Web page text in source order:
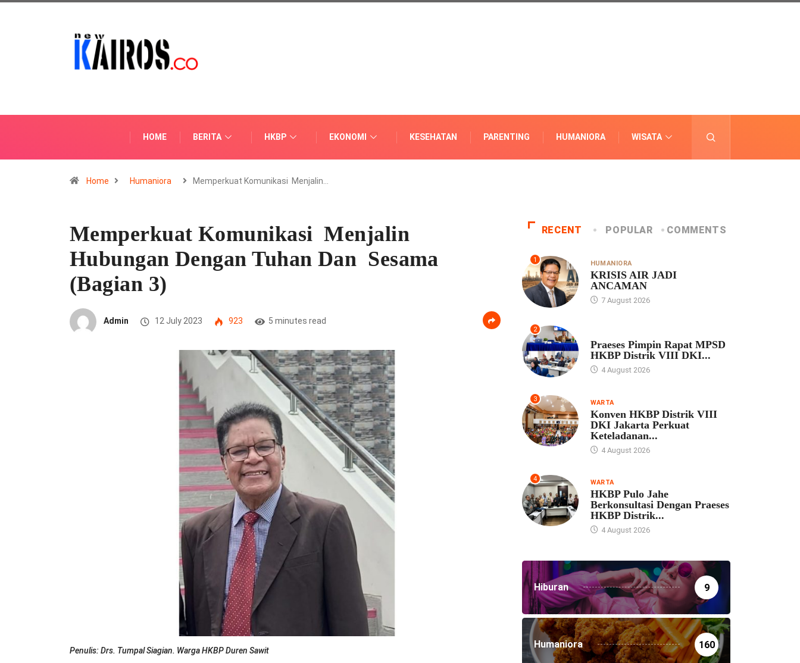
HOME BERITA HKBP EKONOMI KESEHATAN PARENTING HUMANIORA WISATA
Home Humaniora Memperkuat Komunikasi Menjalin…
Memperkuat Komunikasi Menjalin
Hubungan Dengan Tuhan Dan Sesama
(Bagian 3)
Admin 12 July 2023 923 5 minutes read
Penulis: Drs. Tumpal Siagian. Warga HKBP Duren Sawit
RECENT POPULAR COMMENTS
1 HUMANIORA
KRISIS AIR JADI
ANCAMAN
7 August 2026
2
Praeses Pimpin Rapat MPSD
HKBP Distrik VIII DKI...
4 August 2026
3 WARTA
Konven HKBP Distrik VIII
DKI Jakarta Perkuat
Keteladanan...
4 August 2026
4 WARTA
HKBP Pulo Jahe
Berkonsultasi Dengan Praeses
HKBP Distrik...
4 August 2026
Hiburan 9
Humaniora 160